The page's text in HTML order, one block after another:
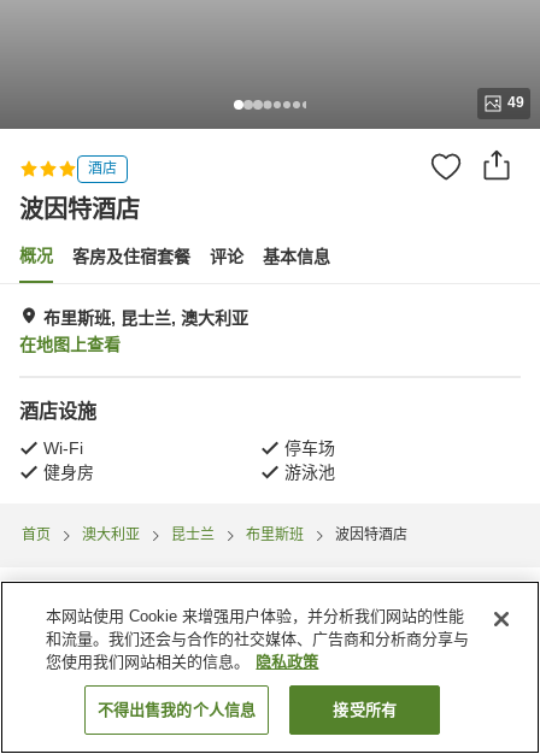
49
酒店
波因特酒店
概况 客房及住宿套餐 评论 基本信息
布里斯班, 昆士兰, 澳大利亚
在地图上查看
酒店设施
Wi-Fi
停车场
健身房
游泳池
首页 澳大利亚 昆士兰 布里斯班 波因特酒店
搜索客房
本网站使用 Cookie 来增强用户体验，并分析我们网站的性能
和流量。我们还会与合作的社交媒体、广告商和分析商分享与
您使用我们网站相关的信息。
隐私政策
不得出售我的个人信息 接受所有